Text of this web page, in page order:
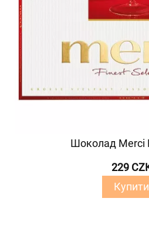
Шоколад Merci
229
Купити